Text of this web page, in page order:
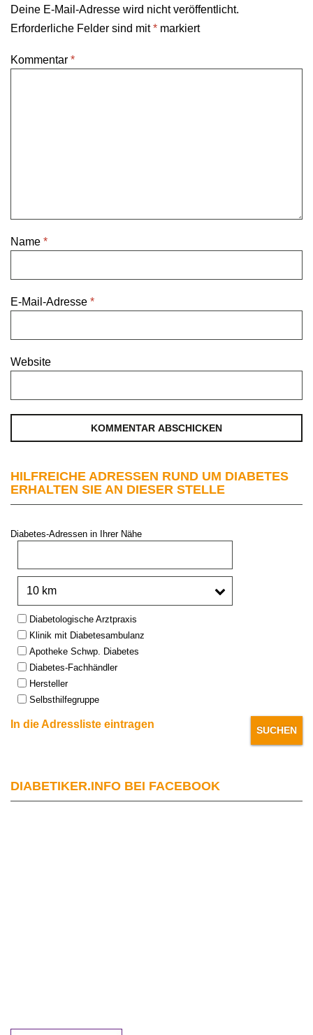
Deine E-Mail-Adresse wird nicht veröffentlicht.
Erforderliche Felder sind mit* markiert
Kommentar *
Name *
E-Mail-Adresse *
Website
HILFREICHE ADRESSEN RUND UM DIABETES
ERHALTEN SIE AN DIESER STELLE
Diabetes-Adressen in Ihrer Nähe
Type:Diabetologische Arztpraxis
Klinik mit Diabetesambulanz
Apotheke Schwp. Diabetes
Diabetes-Fachhändler
Hersteller
Selbsthilfegruppe
In die Adressliste eintragen
DIABETIKER.INFO BEI FACEBOOK